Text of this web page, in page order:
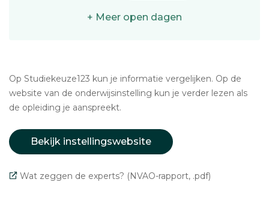
+ Meer open dagen
Op Studiekeuze123 kun je informatie vergelijken. Op de
website van de onderwijsinstelling kun je verder lezen als
de opleiding je aanspreekt.
Bekijk instellingswebsite
Wat zeggen de experts? (NVAO-rapport, .pdf)